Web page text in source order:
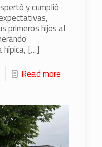
y cumplió
primeros hijos al
[…]
Read more